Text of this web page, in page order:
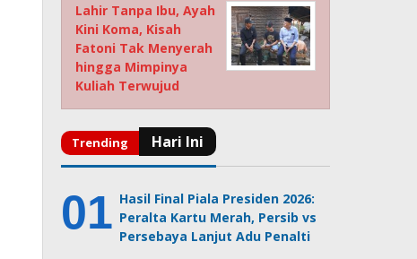
Lahir Tanpa Ibu, Ayah
Kini Koma, Kisah
Fatoni Tak Menyerah
hingga Mimpinya
Kuliah Terwujud
Hasil Final Piala Presiden 2026:
Peralta Kartu Merah, Persib vs
Persebaya Lanjut Adu Penalti